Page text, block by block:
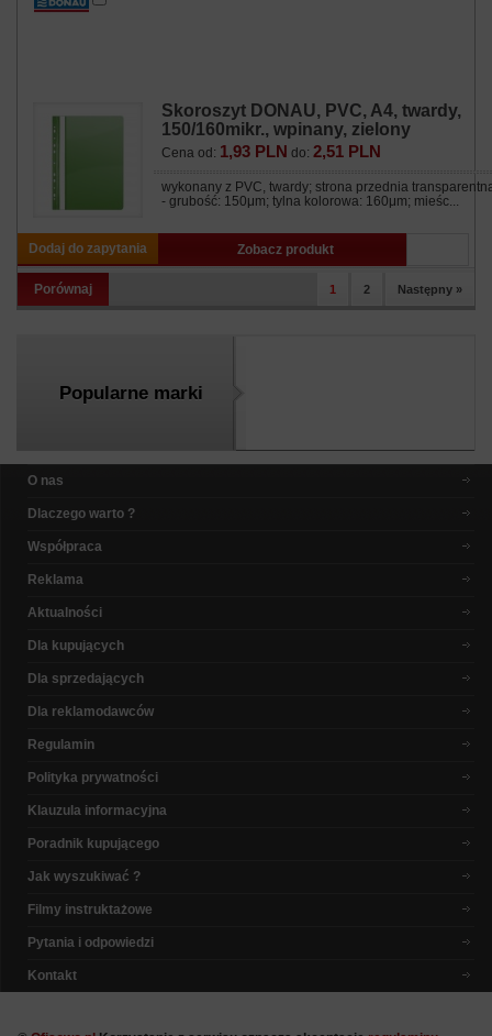
Skoroszyt DONAU, PVC, A4, twardy,
150/160mikr., wpinany, zielony
Cena od: 1,93 PLN do: 2,51 PLN
wykonany z PVC, twardy; strona przednia
- grubość: 150μm; tylna kolorowa: 160μm; mieśc...
Dodaj do zapytania Zobacz produkt
Porównaj 1 2 Następny »
Popularne marki
O nas
Dlaczego warto ?
Współpraca
Reklama
Aktualności
Dla kupujących
Dla sprzedających
Dla reklamodawców
Regulamin
Polityka prywatności
Klauzula informacyjna
Poradnik kupującego
Jak wyszukiwać ?
Filmy instruktażowe
Pytania i odpowiedzi
Kontakt